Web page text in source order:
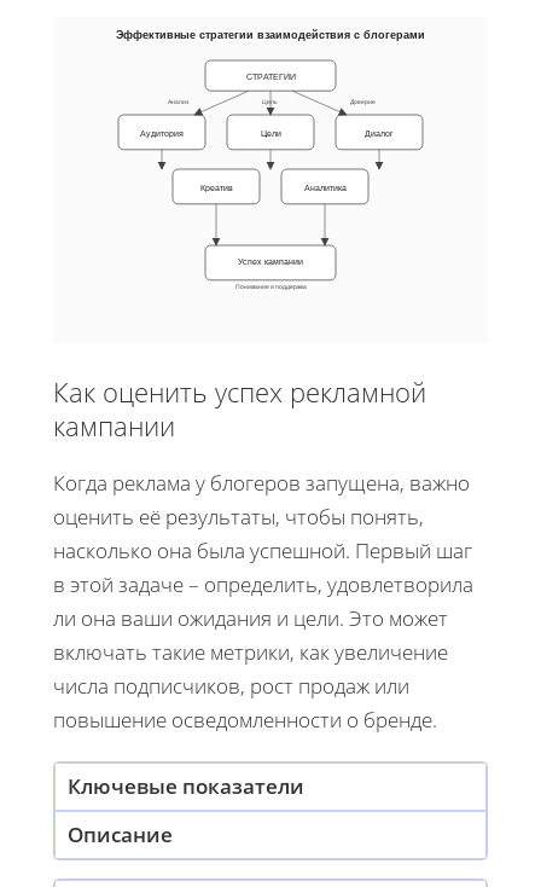
Эффективные стратегии взаимодействия с блогерами
СТРАТЕГИИ
Аудитория Цели Диалог
Креатив Аналитика
Успех кампании
Анализ Цель Доверие
Понимание и поддержка
Как оценить успех рекламной
кампании
Когда реклама у блогеров запущена, важно
оценить её результаты, чтобы понять,
насколько она была успешной. Первый шаг
в этой задаче – определить, удовлетворила
ли она ваши ожидания и цели. Это может
включать такие метрики, как увеличение
числа подписчиков, рост продаж или
повышение осведомленности о бренде.
Ключевые показатели
Описание